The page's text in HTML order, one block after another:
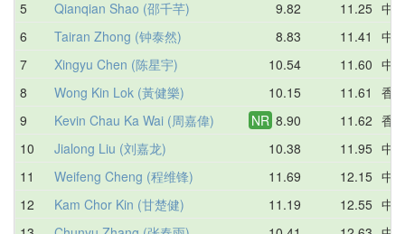
5
Qianqian Shao (邵千芊) 9.82 11.25 中
6
Tairan Zhong (钟泰然) 8.83 11.41
中
7
Xingyu Chen (陈星宇) 10.54 11.60 中
8
Wong Kin Lok (黃健樂) 10.15 11.61
香
9
Kevin Chau Ka Wai (周嘉偉) NR 8.90 11.62 香
10
Jialong Liu (刘嘉龙) 10.38 11.95 中
11
Weifeng Cheng (程维锋) 11.69 12.15 中
12
Kam Chor Kin (甘楚健) 11.19 12.55 中